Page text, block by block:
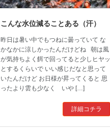
こんな水位減ることある（汗）
昨日は暑い中でもつねに曇っていて な
かなかに涼しかったんだけどね 朝は風
が気持ちよく餌で回ってると少しヒヤッ
とするくらいで いい感じだなと思って
いたんだけど お日様が昇ってくると 思
ったより雲も少なく いや […]
詳細コチラ